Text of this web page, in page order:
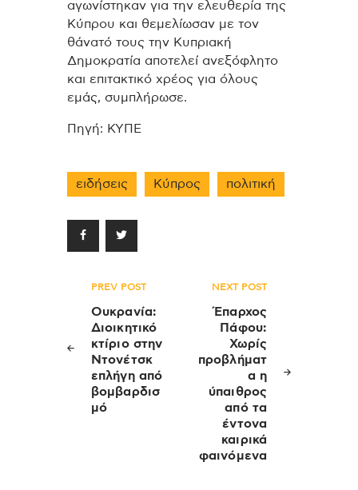
αγωνίστηκαν για την ελευθερία της
Κύπρου και θεμελίωσαν με τον
θάνατό τους την Κυπριακή
Δημοκρατία αποτελεί ανεξόφλητο
και επιτακτικό χρέος για όλους
εμάς, συμπλήρωσε.
Πηγή: ΚΥΠΕ
ειδήσεις Κύπρος πολιτική
Πλοήγηση
άρθρων
PREV POST
Ουκρανία:
Διοικητικό
κτίριο στην
Ντονέτσκ
επλήγη από
βομβαρδισ
μό
NEXT POST
Έπαρχος
Πάφου:
Χωρίς
προβλήματ
α η
ύπαιθρος
από τα
έντονα
καιρικά
φαινόμενα